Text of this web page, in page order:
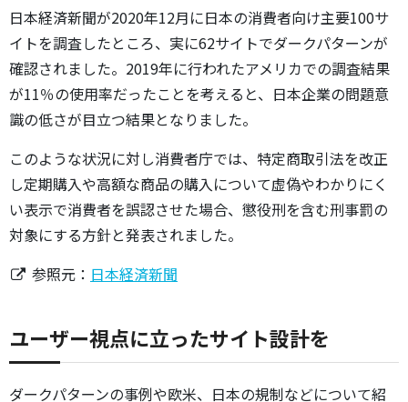
日本経済新聞が2020年12月に日本の消費者向け主要100サ
イトを調査したところ、実に62サイトでダークパターンが
確認されました。2019年に行われたアメリカでの調査結果
が11％の使用率だったことを考えると、日本企業の問題意
識の低さが目立つ結果となりました。
このような状況に対し消費者庁では、特定商取引法を改正
し定期購入や高額な商品の購入について虚偽やわかりにく
い表示で消費者を誤認させた場合、懲役刑を含む刑事罰の
対象にする方針と発表されました。
参照元： 日本経済新聞
ユーザー視点に立ったサイト設計を
ダークパターンの事例や欧米、日本の規制などについて紹